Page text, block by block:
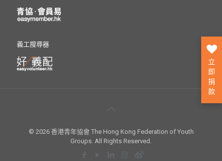
義工搜尋器
© 2026 香港青年協會 The Hong Kong Federation of Youth
Groups. All Rights Reserved.
立
即
捐
款